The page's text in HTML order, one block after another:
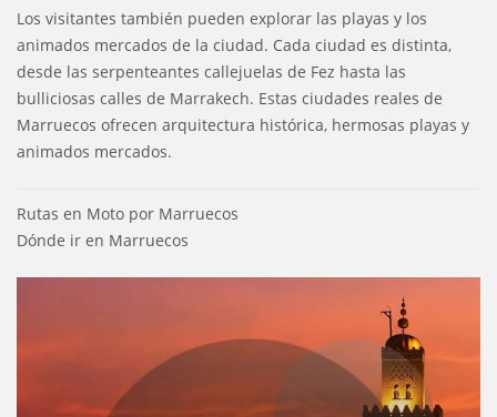
Los visitantes también pueden explorar las playas y los
animados mercados de la ciudad. Cada ciudad es distinta,
desde las serpenteantes callejuelas de Fez hasta las
bulliciosas calles de Marrakech. Estas ciudades reales de
Marruecos ofrecen arquitectura histórica, hermosas playas y
animados mercados.
Navegación
de
entradas
Rutas en Moto por Marruecos
Dónde ir en Marruecos